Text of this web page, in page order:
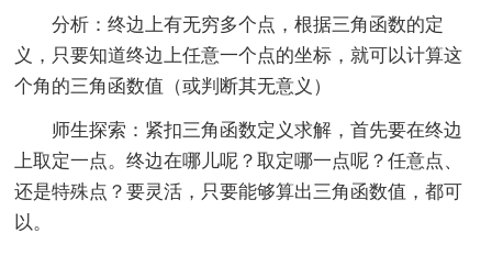
分析：终边上有无穷多个点，根据三角函数的定
义，只要知道终边上任意一个点的坐标，就可以计算这
个角的三角函数值（或判断其无意义）
师生探索：紧扣三角函数定义求解，首先要在终边
上取定一点。终边在哪儿呢？取定哪一点呢？任意点、
还是特殊点？要灵活，只要能够算出三角函数值，都可
以。